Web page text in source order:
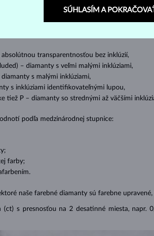
oslnivý lesk. Najobľúbenejší je výbrus guľatý,
(štvorboký alebo trojboký výbrus s ostrými
tzv. inkluzií čiže vnútorných nedokonalostí
transparentnosťou bez inklúzií,
– diamanty s veľmi malými inklúziami,
s malými inklúziami,
s inklúziami identifikovateľnými lupou,
tiež P – diamanty so strednými až väčšími
podľa medzinárodnej stupnice:
farby;
naše farebné diamanty sú farebne upravené,
(ct) s presnosťou na 2 desatinné miesta, napr.
SÚHLASÍM A